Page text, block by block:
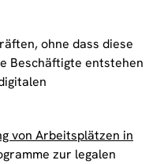
ohne dass diese
Beschäftigte entstehen
von Arbeitsplätzen in
zur legalen